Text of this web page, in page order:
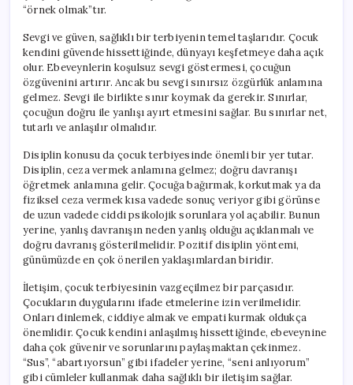
“örnek olmak”tır.
Sevgi ve güven, sağlıklı bir terbiyenin temel taşlarıdır. Çocuk
kendini güvende hissettiğinde, dünyayı keşfetmeye daha açık
olur. Ebeveynlerin koşulsuz sevgi göstermesi, çocuğun
özgüvenini artırır. Ancak bu sevgi sınırsız özgürlük anlamına
gelmez. Sevgi ile birlikte sınır koymak da gerekir. Sınırlar,
çocuğun doğru ile yanlışı ayırt etmesini sağlar. Bu sınırlar net,
tutarlı ve anlaşılır olmalıdır.
Disiplin konusu da çocuk terbiyesinde önemli bir yer tutar.
Disiplin, ceza vermek anlamına gelmez; doğru davranışı
öğretmek anlamına gelir. Çocuğa bağırmak, korkutmak ya da
fiziksel ceza vermek kısa vadede sonuç veriyor gibi görünse
de uzun vadede ciddi psikolojik sorunlara yol açabilir. Bunun
yerine, yanlış davranışın neden yanlış olduğu açıklanmalı ve
doğru davranış gösterilmelidir. Pozitif disiplin yöntemi,
günümüzde en çok önerilen yaklaşımlardan biridir.
İletişim, çocuk terbiyesinin vazgeçilmez bir parçasıdır.
Çocukların duygularını ifade etmelerine izin verilmelidir.
Onları dinlemek, ciddiye almak ve empati kurmak oldukça
önemlidir. Çocuk kendini anlaşılmış hissettiğinde, ebeveynine
daha çok güvenir ve sorunlarını paylaşmaktan çekinmez.
“Sus”, “abartıyorsun” gibi ifadeler yerine, “seni anlıyorum”
gibi cümleler kullanmak daha sağlıklı bir iletişim sağlar.